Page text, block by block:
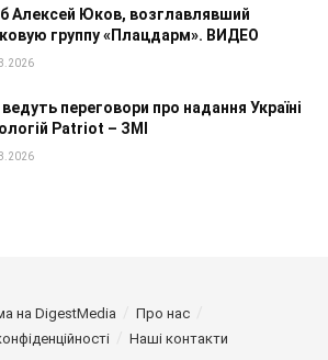
Алексей Юков, возглавлявший
группу «Плацдарм». ВИДЕО
переговори про надання Україні
Patriot – ЗМІ
на DigestMedia
Про нас
Наші контакти